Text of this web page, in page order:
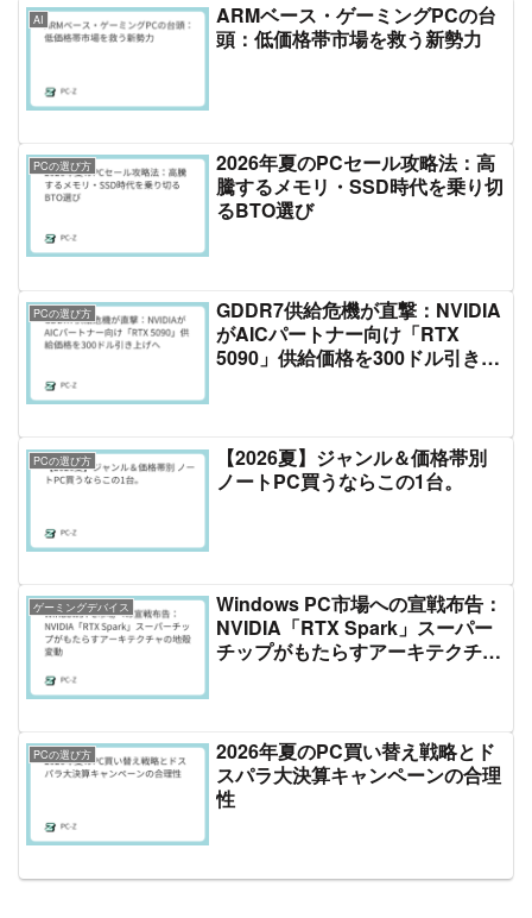
AI
ARMベース・ゲーミングPCの台
頭：低価格帯市場を救う新勢力
PCの選び方
2026年夏のPCセール攻略法：高
騰するメモリ・SSD時代を乗り切
るBTO選び
PCの選び方
GDDR7供給危機が直撃：NVIDIA
がAICパートナー向け「RTX
5090」供給価格を300ドル引き上
PCの選び方
【2026夏】ジャンル＆価格帯別
ノートPC買うならこの1台。
ゲーミングデバイス
Windows PC市場への宣戦布告：
NVIDIA「RTX Spark」スーパー
チップがもたらすアーキテクチャ
PCの選び方
2026年夏のPC買い替え戦略とド
スパラ大決算キャンペーンの合理
性